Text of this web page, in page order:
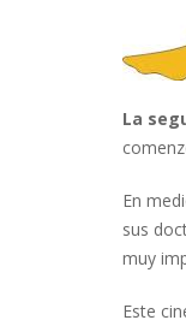
La
En
sus
muy
Este